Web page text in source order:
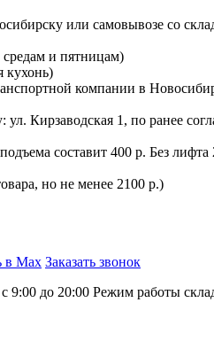
или самовывозе со
средам и пятницам)
кухонь)
компании в
ул. Кирзаводская 1, по ранее
составит 400 р. Без
но не менее 2100 р.)
в Max Заказать звонок
9:00 до 20:00 Режим работы